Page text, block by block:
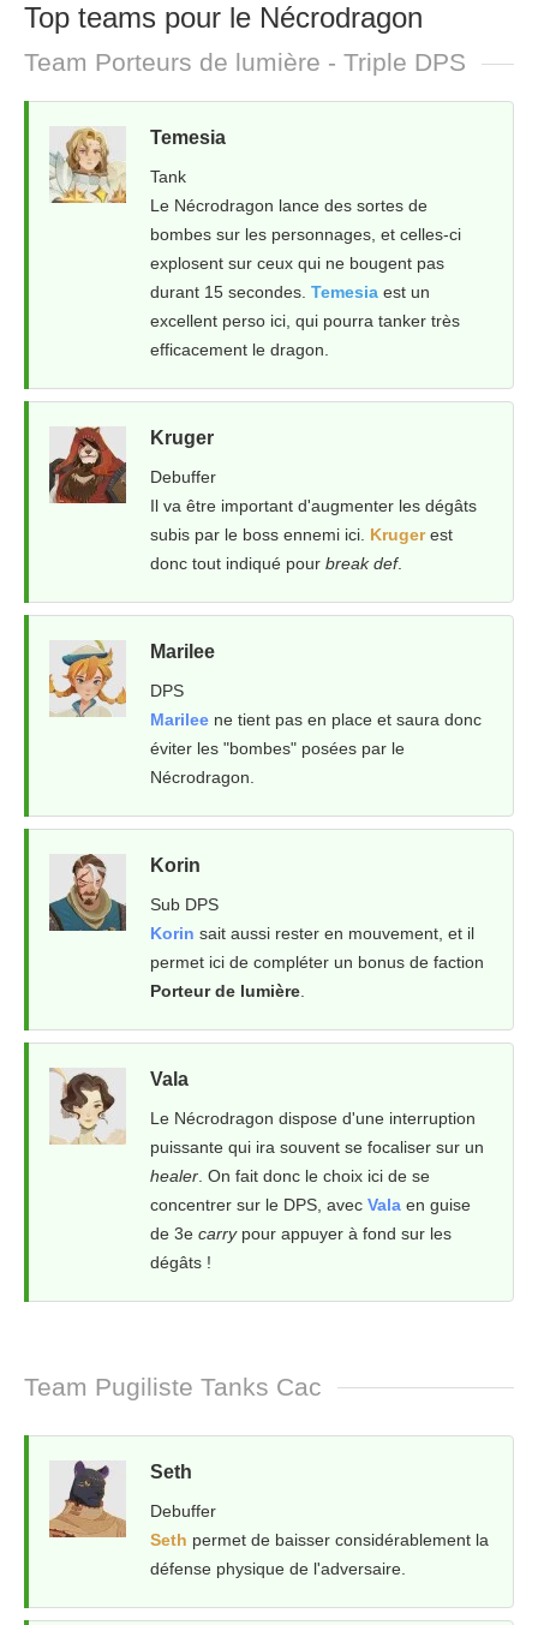
Top teams pour le Nécrodragon
Team Porteurs de lumière - Triple DPS
Temesia
Tank
Le Nécrodragon lance des sortes de
bombes sur les personnages, et celles-ci
explosent sur ceux qui ne bougent pas
durant 15 secondes. Temesia est un
excellent perso ici, qui pourra tanker très
efficacement le dragon.
Kruger
Debuffer
Il va être important d'augmenter les dégâts
subis par le boss ennemi ici. Kruger est
donc tout indiqué pour break def.
Marilee
DPS
Marilee ne tient pas en place et saura donc
éviter les "bombes" posées par le
Nécrodragon.
Korin
Sub DPS
Korin sait aussi rester en mouvement, et il
permet ici de compléter un bonus de faction
Porteur de lumière
Vala
Le Nécrodragon dispose d'une interruption
puissante qui ira souvent se focaliser sur un
healer . On fait donc le choix ici de se
concentrer sur le DPS, avec Vala en guise
de 3e carrypour appuyer à fond sur les
dégâts !
Team Pugiliste Tanks Cac
Seth
Debuffer
Seth permet de baisser considérablement la
défense physique de l'adversaire.